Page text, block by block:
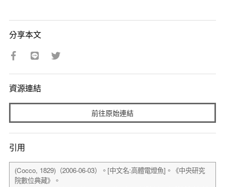
分享本文
資源連結
前往原始連結
引用